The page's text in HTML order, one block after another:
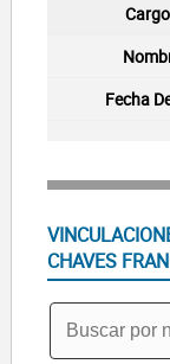
CHAVES